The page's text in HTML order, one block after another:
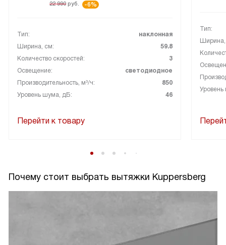
22 990 руб. -6%
Тип:
наклонная
Ширина, см:
59.8
Количество скоростей:
3
Освещение:
светодиодное
Производительность, м³/ч:
850
Уровень шума, дБ:
46
Перейти к товару
Тип:
Почему стоит выбрать вытяжки Kuppersberg